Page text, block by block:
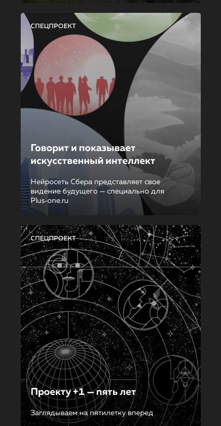
СПЕЦПРОЕКТ
Говорит и показывает
искусственный интеллект
Нейросеть Сбера представляет свое
видение будущего — специально для
Plus‑one.ru
СПЕЦПРОЕКТ
Проекту +1 — пять лет
Заглядываем на пятилетку вперед